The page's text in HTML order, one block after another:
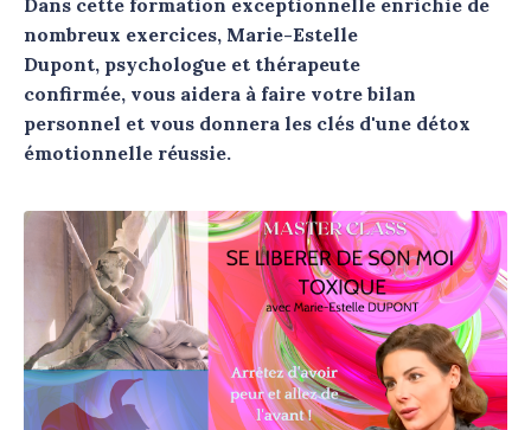
nombreux exercices, Marie-Estelle
Dupont, psychologue et thérapeute
confirmée, vous aidera à faire votre bilan
personnel et vous donnera les clés d'une détox
émotionnelle réussie.